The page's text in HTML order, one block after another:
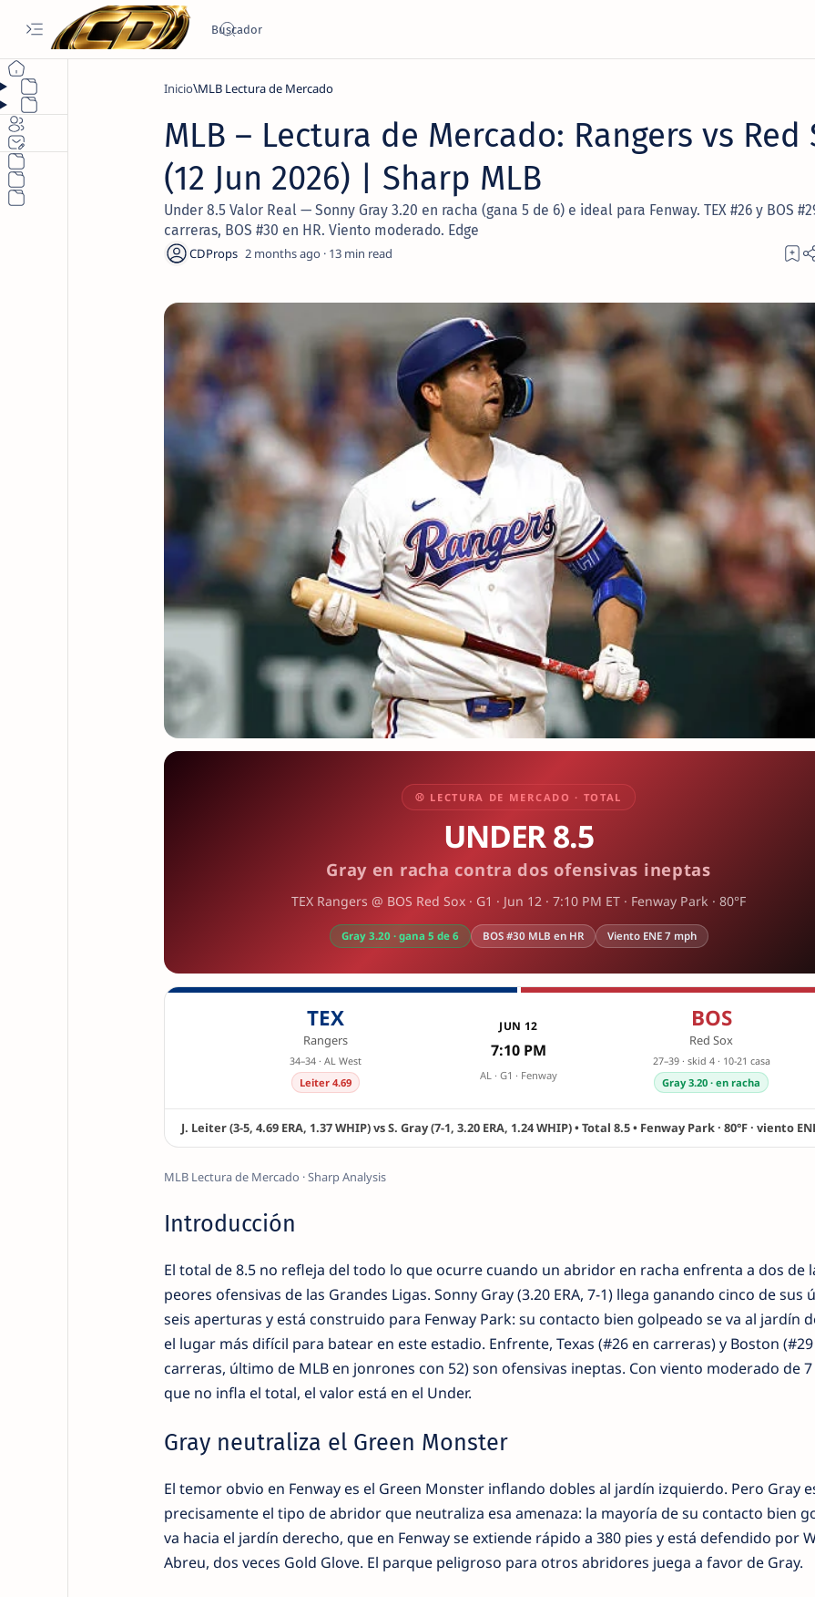
Inicio MLB Lectura de Mercado
MLB – Lectura de Mercado: Rangers vs Red
(12 Jun 2026) | Sharp MLB
Under 8.5 Valor Real — Sonny Gray 3.20 en racha (gana 5 de 6) e ideal para Fenway. TEX #26 y BOS
carreras, BOS #30 en HR. Viento moderado. Edge
2 months ago 13
⚾ LECTURA DE MERCADO · TOTAL
UNDER 8.5
Gray en racha contra dos ofensivas ineptas
TEX Rangers @ BOS Red Sox · G1 · Jun 12 · 7:10 PM ET · Fenway Park · 80°F
Gray 3.20 · gana 5 de 6 BOS #30 MLB en HR Viento ENE 7 mph
TEX
Rangers
34–34 · AL West
Leiter 4.69
JUN 12
7:10 PM
AL · G1 · Fenway
BOS
Red Sox
27–39 · skid 4 · 10-21 casa
Gray 3.20 · en racha
J. Leiter (3-5, 4.69 ERA, 1.37 WHIP) vs S. Gray (7-1, 3.20 ERA, 1.24 WHIP) • Total 8.5 • Fenway Park · 80°F · viento
MLB Lectura de Mercado · Sharp Analysis
Introducción
El total de 8.5 no refleja del todo lo que ocurre cuando un abridor en racha enfrenta a dos de
peores ofensivas de las Grandes Ligas. Sonny Gray (3.20 ERA, 7-1) llega ganando cinco de sus
seis aperturas y está construido para Fenway Park: su contacto bien golpeado se va al jardín
el lugar más difícil para batear en este estadio. Enfrente, Texas (#26 en carreras) y Boston
carreras, último de MLB en jonrones con 52) son ofensivas ineptas. Con viento moderado de
que no infla el total, el valor está en el Under.
Gray neutraliza el Green Monster
El temor obvio en Fenway es el Green Monster inflando dobles al jardín izquierdo. Pero Gray
precisamente el tipo de abridor que neutraliza esa amenaza: la mayoría de su contacto bien
va hacia el jardín derecho, que en Fenway se extiende rápido a 380 pies y está defendido por
Abreu, dos veces Gold Glove. El parque peligroso para otros abridores juega a favor de Gray.